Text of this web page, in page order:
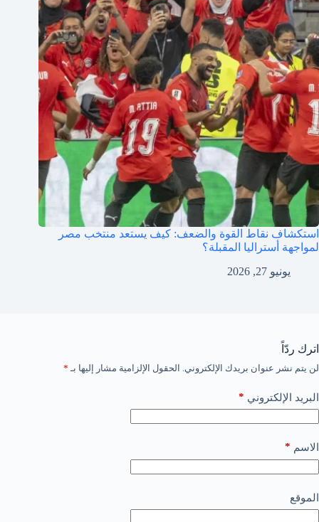
استكشاف نقاط القوة والضعف: كيف يستعد منتخب مصر
لمواجهة أستراليا المقبلة؟
يونيو 27, 2026
اترك ردّاً
لن يتم نشر عنوان بريدك الإلكتروني. الحقول الإلزامية مشار إليها بـ *
البريد الإلكتروني *
الاسم *
الموقع